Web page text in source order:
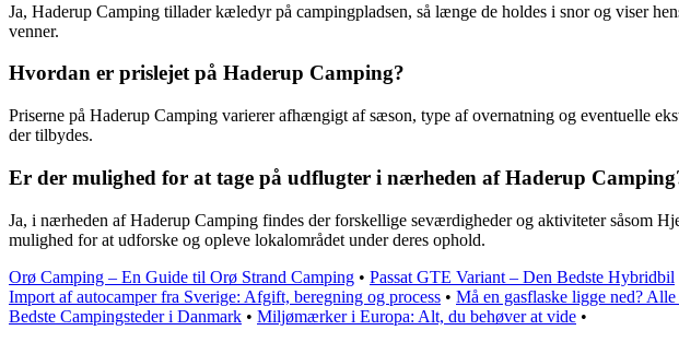
Ja, Haderup Camping tillader kæledyr på campingpladsen, så længe de holdes i snor og viser
venner.
Hvordan er prislejet på Haderup Camping?
Priserne på Haderup Camping varierer afhængigt af sæson, type af overnatning og eventuelle
der tilbydes.
Er der mulighed for at tage på udflugter i nærheden af Haderup
Ja, i nærheden af Haderup Camping findes der forskellige seværdigheder og aktiviteter såsom
mulighed for at udforske og opleve lokalområdet under deres ophold.
Orø Camping – En Guide til Orø Strand Camping • Passat GTE Variant – Den Bedste Hybridbil
Import af autocamper fra Sverige: Afgift, beregning og process • Må en gasflaske ligge ned?
Bedste Campingsteder i Danmark • Miljømærker i Europa: Alt, du behøver at vide •